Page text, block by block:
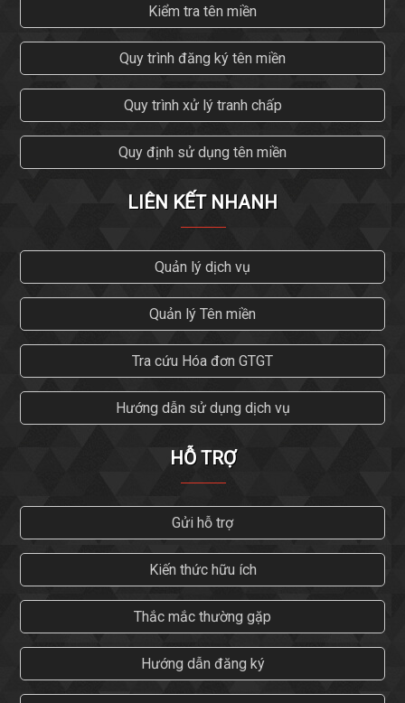
Kiểm tra tên miền
Quy trình đăng ký tên miền
Quy trình xử lý tranh chấp
Quy định sử dụng tên miền
LIÊN KẾT NHANH
Quản lý dịch vụ
Quản lý Tên miền
Tra cứu Hóa đơn GTGT
Hướng dẫn sử dụng dịch vụ
HỖ TRỢ
Gửi hỗ trợ
Kiến thức hữu ích
Thắc mắc thường gặp
Hướng dẫn đăng ký